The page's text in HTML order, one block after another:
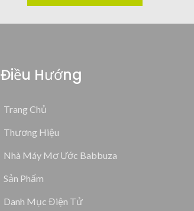
Điều Hướng
Trang Chủ
Thương Hiệu
Nhà Máy Mơ Ước Babbuza
Sản Phẩm
Danh Mục Điện Tử